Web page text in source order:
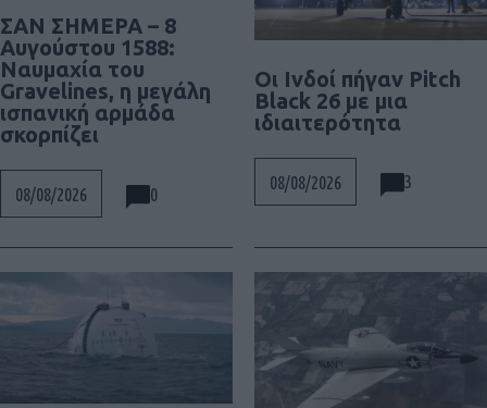
ΣΑΝ ΣΗΜΕΡΑ – 8
Αυγούστου 1588:
Ναυμαχία του
Gravelines, η μεγάλη
ισπανική αρμάδα
σκορπίζει
08/08/2026 0
Οι Ινδοί πήγαν Pitch
Black 26 με μια
ιδιαιτερότητα
08/08/2026 3